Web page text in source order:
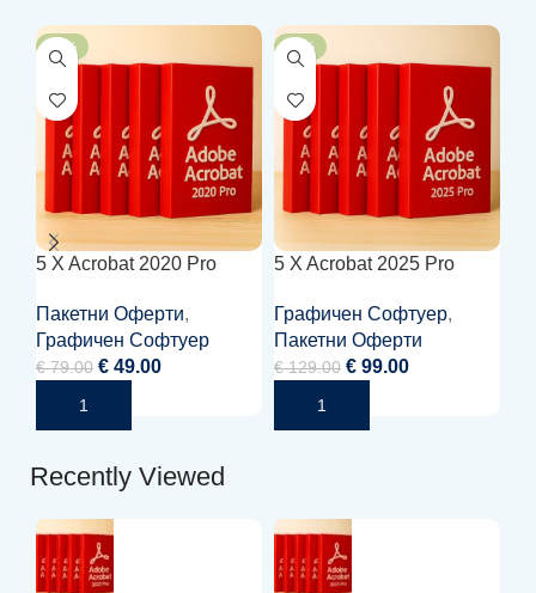
-38%
5 X Acrobat 2020 Pro
Пакетни Оферти,
Графичен Софтуер
€79.00 € 49.00
-23%
5 X Acrobat 2025 Pro
Графичен Софтуер,
Пакетни Оферти
€129.00 € 99.00
Recently Viewed